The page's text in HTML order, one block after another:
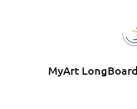
MyArt LongBoard